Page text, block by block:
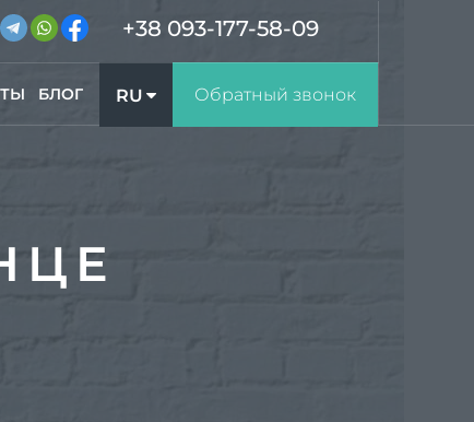
БЛОГ RU Обратный звонок
+38 093-177-58-09